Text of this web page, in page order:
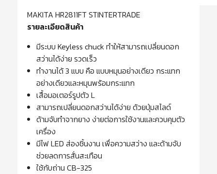
MAKITA HR2811FT STINTERTRADE
รายละเอียดสินค้า
มีระบบ Keyless chuck ทำให้สามารถเปลี่ยนดอก
สว่านได้ง่าย รวดเร็ว
ทำงานได้ 3 แบบ คือ แบบหมุนอย่างเดียว กระแทก
อย่างเดียวและหมุนพร้อมกระแทก
เสื้อมอเตอร์รูปตัว L
สามารถเปลี่ยนดอกสว่านได้ง่าย ด้วยปุ่มสไลด์
ด้ามจับทำจากยาง ง่ายต่อการใช้งานและควบคุมตัว
เครื่อง
มีไฟ LED ส่องชิ้นงาน เพื่อความสว่าง และด้ามจับ
ช่วยลดการสั่นสะเทือน
ใช้กับถ่าน CB-325